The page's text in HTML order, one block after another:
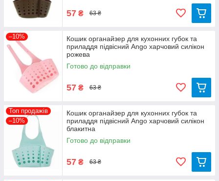
57 ₴ 63 ₴
–10%
Кошик органайзер для кухонних губок та
приладдя підвісний Ango харчовий силікон
рожева
Готово до відправки
57 ₴ 63 ₴
Топ продажів
–10%
Кошик органайзер для кухонних губок та
приладдя підвісний Ango харчовий силікон
блакитна
Готово до відправки
57 ₴ 63 ₴